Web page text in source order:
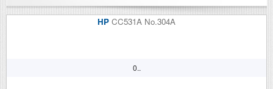
HP CC531A No.304A
0..